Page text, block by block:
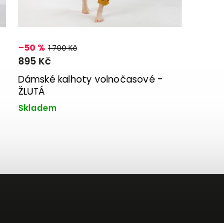
Dámské kalhoty volnočasové -
ŽLUTÁ
Skladem
–50 % 1 790 Kč
895 Kč